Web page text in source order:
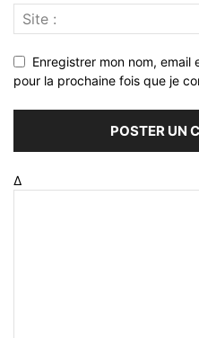
Enregistrer mon nom,
pour la prochaine fois que je
Δ